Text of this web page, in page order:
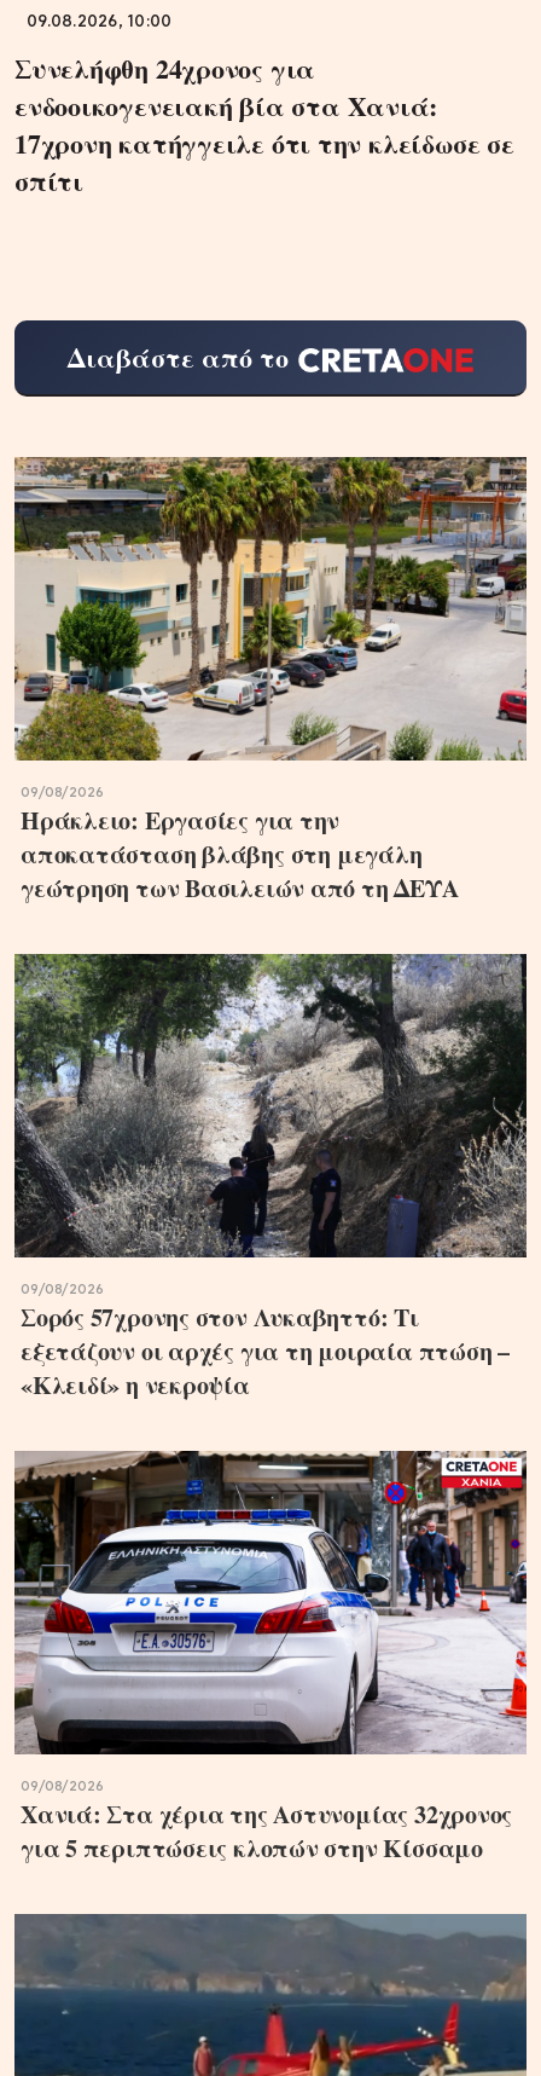
09.08.2026, 10:00
Συνελήφθη 24χρονος για
ενδοοικογενειακή βία στα Χανιά:
17χρονη κατήγγειλε ότι την κλείδωσε σε
σπίτι
Διαβάστε από το
09/08/2026
Ηράκλειο: Εργασίες για την
αποκατάσταση βλάβης στη μεγάλη
γεώτρηση των Βασιλειών από τη ΔΕΥΑ
09/08/2026
Σορός 57χρονης στον Λυκαβηττό: Τι
εξετάζουν οι αρχές για τη μοιραία πτώση –
«Κλειδί» η νεκροψία
09/08/2026
Χανιά: Στα χέρια της Αστυνομίας 32χρονος
για 5 περιπτώσεις κλοπών στην Κίσσαμο